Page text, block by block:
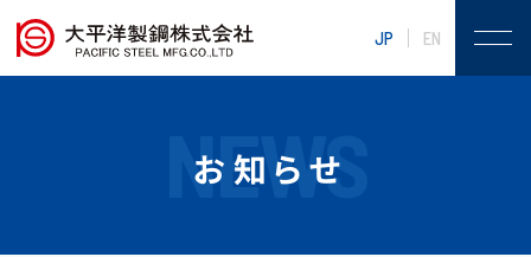
JP EN
NEWS
お知らせ